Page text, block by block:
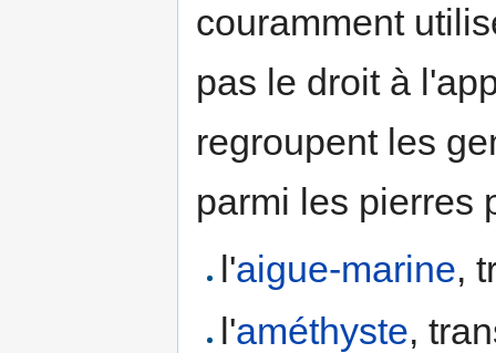
couramment
pas le droit à
regroupent les
parmi les pierres
l'aigue-marine,
l'améthyste,